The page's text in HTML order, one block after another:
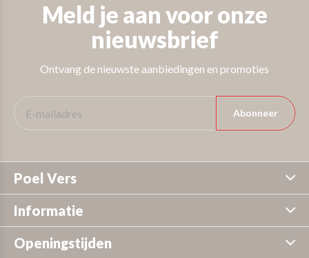
Meld je aan voor onze
nieuwsbrief
Ontvang de nieuwste aanbiedingen en promoties
Abonneer
Poel Vers
Informatie
Openingstijden